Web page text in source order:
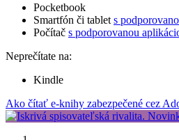
Pocketbook
Smartfón či tablet s
Počítač s podporovanou
Neprečítate na:
Kindle
Ako čítať e-knihy zabezpečené cez